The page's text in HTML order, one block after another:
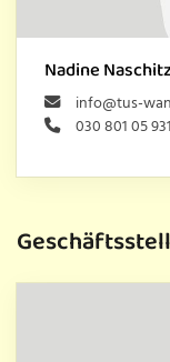
Nadine
info@tus-
030 801 05 931